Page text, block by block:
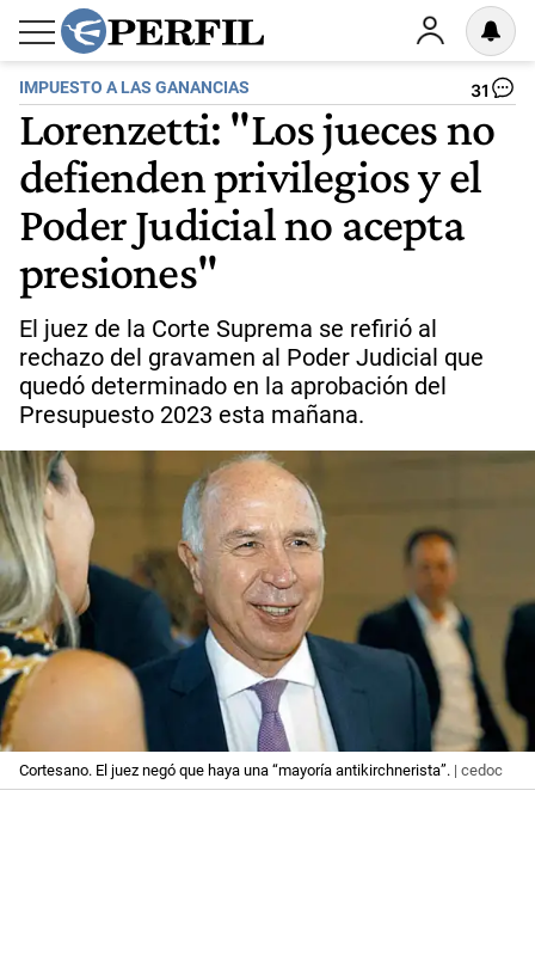
IMPUESTO A LAS GANANCIAS 31
Lorenzetti: "Los jueces no
defienden privilegios y el
Poder Judicial no acepta
presiones"
El juez de la Corte Suprema se refirió al
rechazo del gravamen al Poder Judicial que
quedó determinado en la aprobación del
Presupuesto 2023 esta mañana.
Cortesano. El juez negó que haya una “mayoría antikirchnerista”. | cedoc